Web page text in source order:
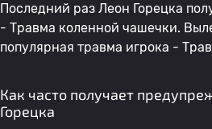
Последний раз Леон Горецка
- Травма коленной чашечки.
популярная травма игрока -
Как часто получает
Горецка